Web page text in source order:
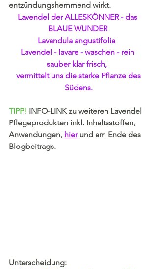
entzündungshemmend wirkt.
Lavendel der ALLESKÖNNER - das
BLAUE WUNDER
Lavandula angustifolia
Lavendel - lavare - waschen - rein
sauber klar frisch,
Südens.
TIPP! INFO-LINK zu weiteren Lavendel
Pflegeprodukten inkl. Inhaltsstoffen,
Anwendungen, hier und am Ende des
Blogbeitrags.
Unterscheidung: